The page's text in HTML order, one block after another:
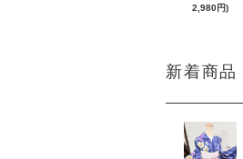
2,980円)
新着商品